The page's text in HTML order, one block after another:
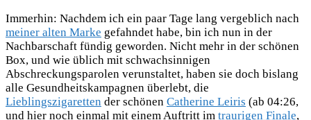
Immerhin: Nachdem ich ein paar Tage lang vergeblich nach
meiner alten Marke gefahndet habe, bin ich nun in der
Nachbarschaft fündig geworden. Nicht mehr in der schönen
Box, und wie üblich mit schwachsinnigen
Abschreckungsparolen verunstaltet, haben sie doch bislang
alle Gesundheitskampagnen überlebt, die
Lieblingszigaretten der schönen Catherine Leiris (ab 04:26,
und hier noch einmal mit einem Auftritt im traurigen Finale,